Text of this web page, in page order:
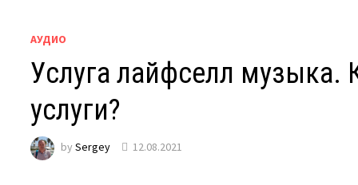
АУДИО
Услуга лайфселл музыка.
услуги?
bySergey 12.08.2021